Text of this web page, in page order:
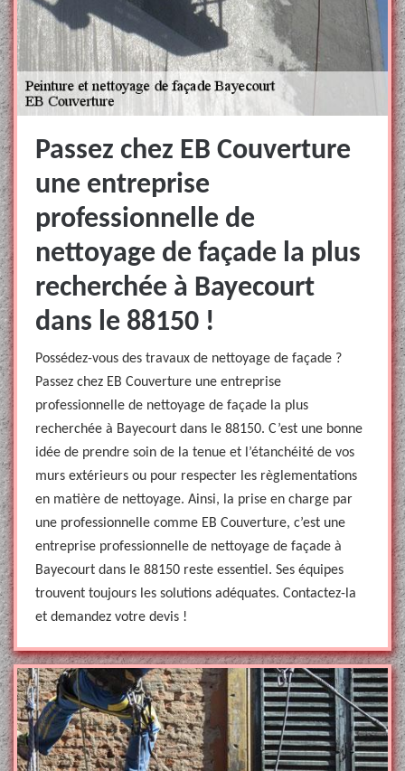
Passez chez EB Couverture
une entreprise
professionnelle de
nettoyage de façade la plus
recherchée à Bayecourt
dans le 88150 !
Possédez-vous des travaux de nettoyage de façade ?
Passez chez EB Couverture une entreprise
professionnelle de nettoyage de façade la plus
recherchée à Bayecourt dans le 88150. C’est une bonne
idée de prendre soin de la tenue et l’étanchéité de vos
murs extérieurs ou pour respecter les règlementations
en matière de nettoyage. Ainsi, la prise en charge par
une professionnelle comme EB Couverture, c’est une
entreprise professionnelle de nettoyage de façade à
Bayecourt dans le 88150 reste essentiel. Ses équipes
trouvent toujours les solutions adéquates. Contactez-la
et demandez votre devis !